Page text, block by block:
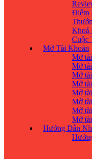
Điểm
Khoá
Cuộc
Mở Tài Khoản
Mở
Mở
Mở
Mở
Mở
Mở
Mở
Mở
Hướng Dẫn